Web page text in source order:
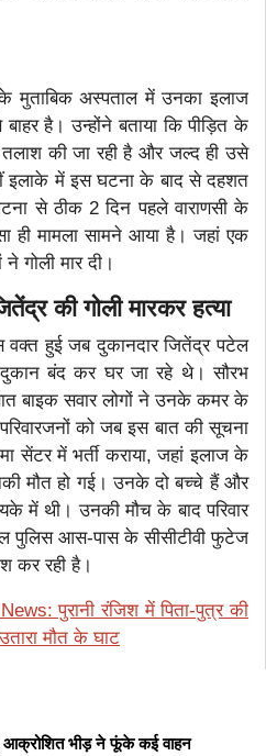
के मुताबिक अस्पताल में उनका इलाज
है। उन्होंने बताया कि पीड़ित के
की जा रही है और जल्द ही उसे
इलाके में इस घटना के बाद से दहशत
से ठीक 2 दिन पहले वाराणसी के
ही मामला सामने आया है। जहां एक
गोली मार दी।
की गोली मारकर हत्या
वक्त हुई जब दुकानदार जितेंद्र पटेल
बंद कर घर जा रहे थे। सौरभ
बाइक सवार लोगों ने उनके कमर के
को जब इस बात की सूचना
सेंटर में भर्ती कराया, जहां इलाज के
मौत हो गई। उनके दो बच्चे हैं और
में थी। उनकी मौच के बाद परिवार
पुलिस आस-पास के सीसीटीवी फुटेज
कर रही है।
पुरानी रंजिश में पिता-पुत्र की
मौत के घाट
आक्रोशित भीड़ ने फूंके कई वाहन